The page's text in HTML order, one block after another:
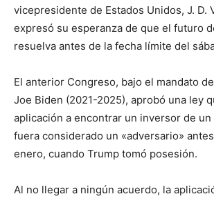
vicepresidente de Estados Unidos, J. D.
expresó su esperanza de que el futuro
resuelva antes de la fecha límite del
El anterior Congreso, bajo el mandato
Joe Biden (2021-2025), aprobó una ley
aplicación a encontrar un inversor de un
fuera considerado un «adversario»
enero, cuando Trump tomó posesión.
Al no llegar a ningún acuerdo, la